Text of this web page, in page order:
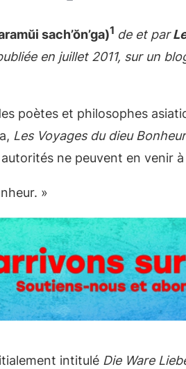
sach’ŏn’ga)1 de et par
en juillet 2011, sur un
poètes et philosophes
Les Voyages du dieu Bonheur
ne peuvent en venir
»
intitulé Die Ware